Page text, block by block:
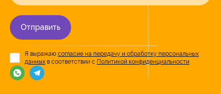
Отправить
Я выражаю согласие на передачу и обработку персональных
данных в соответствии с Политикой конфиденциальности